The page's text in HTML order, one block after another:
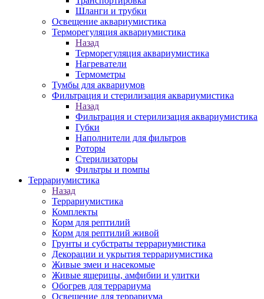
Шланги и трубки
Освещение аквариумистика
Терморегуляция аквариумистика
Назад
Терморегуляция аквариумистика
Нагреватели
Термометры
Тумбы для аквариумов
Фильтрация и стерилизация аквариумистика
Назад
Фильтрация и стерилизация аквариумистика
Губки
Наполнители для фильтров
Роторы
Стерилизаторы
Фильтры и помпы
Террариумистика
Назад
Террариумистика
Комплекты
Корм для рептилий
Корм для рептилий живой
Грунты и субстраты террариумистика
Декорации и укрытия террариумистика
Живые змеи и насекомые
Живые ящерицы, амфибии и улитки
Обогрев для террариума
Освещение для террариума